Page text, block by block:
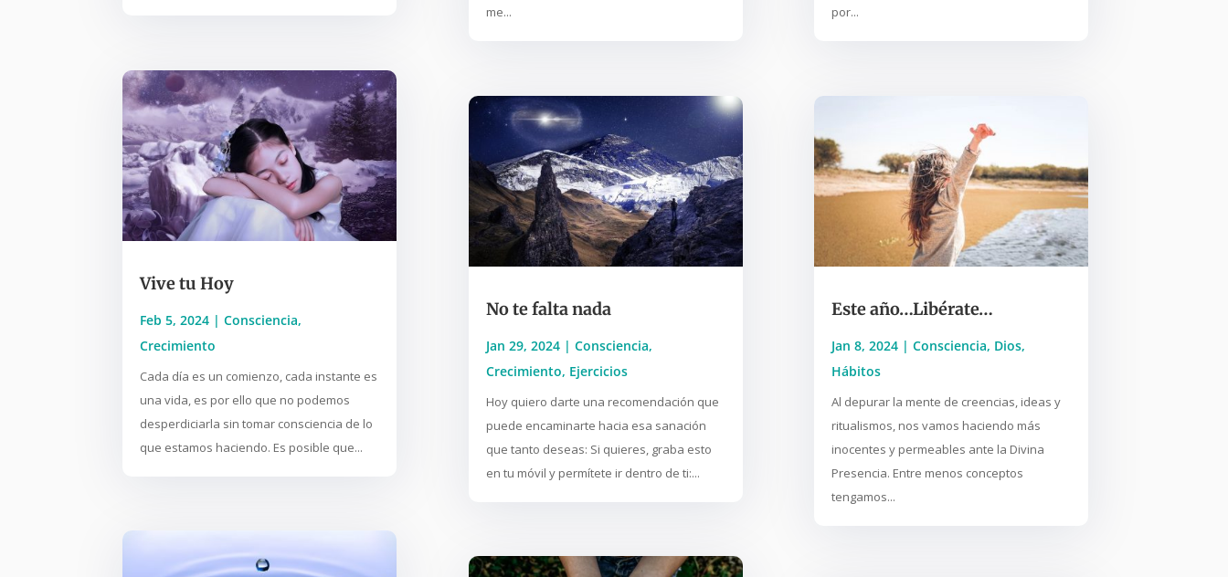
Vive tu Hoy
Feb 5, 2024 |Consciencia,
Crecimiento
Cada día es un comienzo, cada instante es
una vida, es por ello que no podemos
desperdiciarla sin tomar consciencia de lo
que estamos haciendo. Es posible que...
me...
No te falta nada
Jan 29, 2024| Consciencia,
Crecimiento, Ejercicios
Hoy quiero darte una recomendación que
puede encaminarte hacia esa sanación
que tanto deseas: Si quieres, graba esto
en tu móvil y permítete ir dentro de ti:...
por...
Este año…Libérate…
Jan 8, 2024| Consciencia, Dios,
Hábitos
Al depurar la mente de creencias, ideas y
ritualismos, nos vamos haciendo más
inocentes y permeables ante la Divina
Presencia. Entre menos conceptos
tengamos...